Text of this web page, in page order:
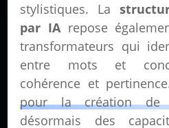
stylistiques. La
par IArepose
transformateurs qui
entre mots et
cohérence et
pour la création de
désormais des